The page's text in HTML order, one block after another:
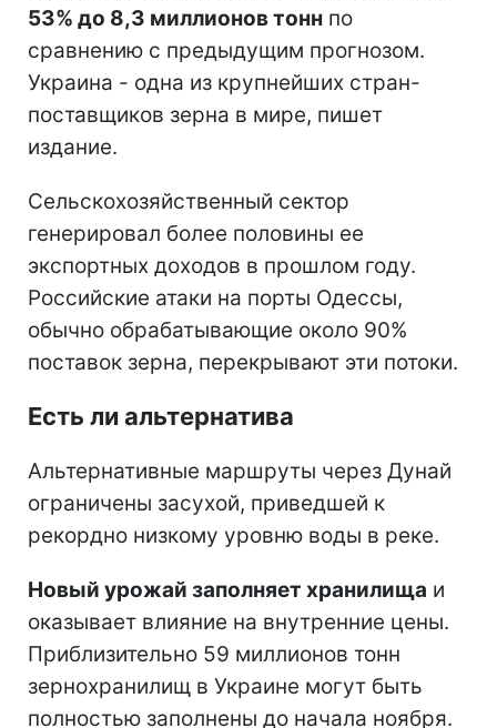
53% до 8,3 миллионов тонн по
сравнению с предыдущим прогнозом.
Украина - одна из крупнейших стран-
поставщиков зерна в мире, пишет
издание.
Сельскохозяйственный сектор
генерировал более половины ее
экспортных доходов в прошлом году.
Российские атаки на порты Одессы,
обычно обрабатывающие около 90%
поставок зерна, перекрывают эти потоки.
Есть ли альтернатива
Альтернативные маршруты через Дунай
ограничены засухой, приведшей к
рекордно низкому уровню воды в реке.
Новый урожай заполняет хранилища и
оказывает влияние на внутренние цены.
Приблизительно 59 миллионов тонн
зернохранилищ в Украине могут быть
полностью заполнены до начала ноября.